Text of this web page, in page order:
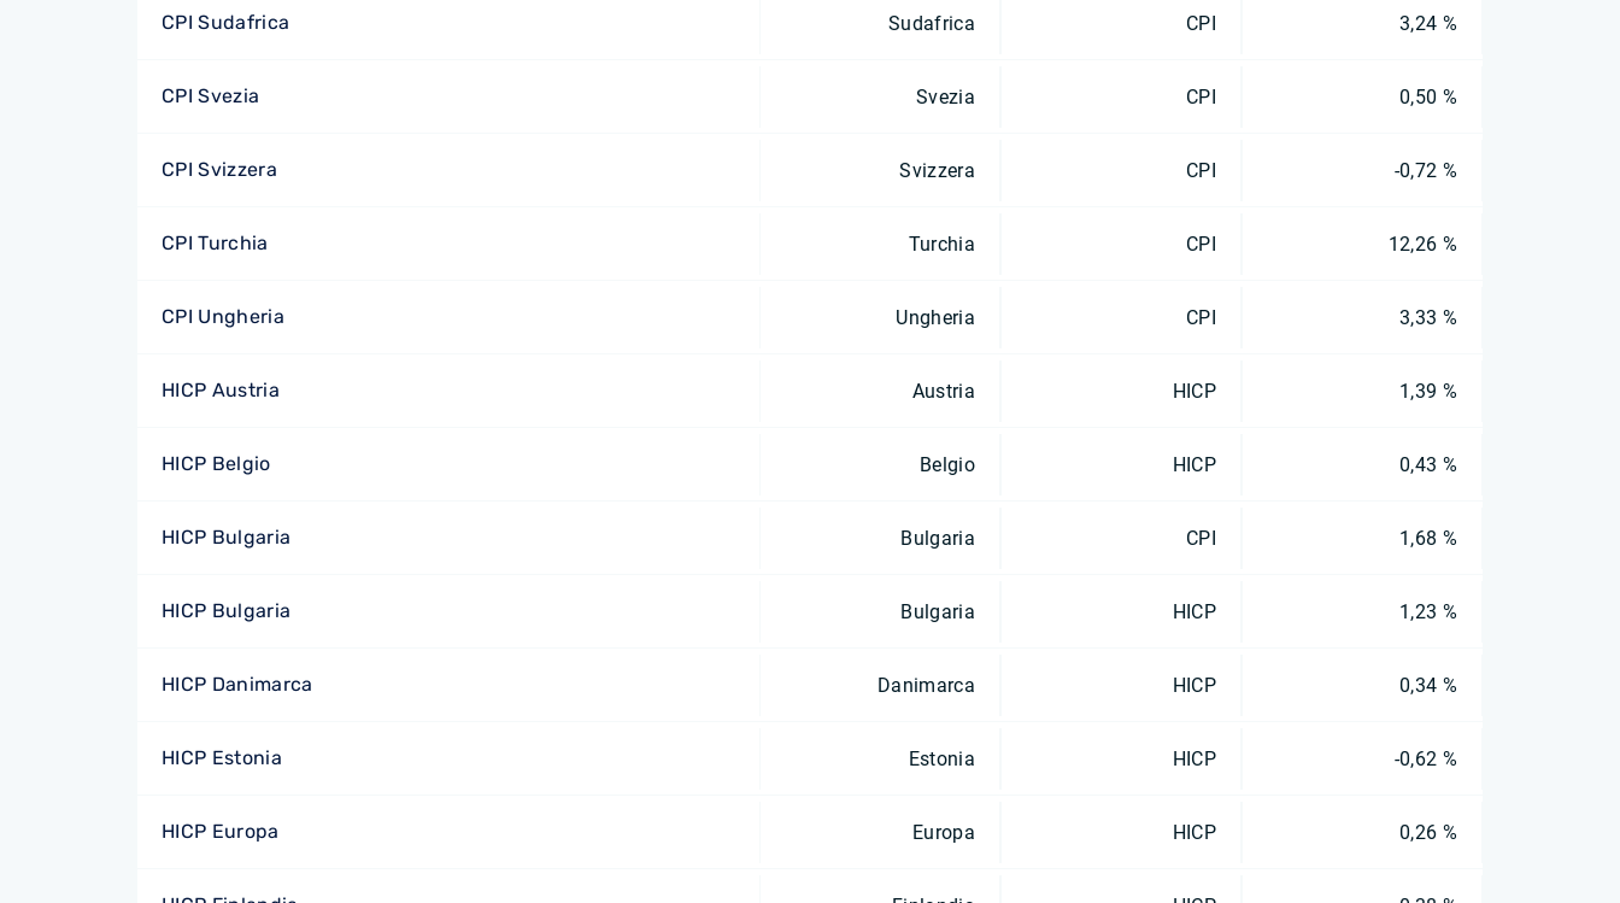
CPI Sudafrica Sudafrica CPI 3,24 %
CPI Svezia Svezia CPI 0,50 %
CPI Svizzera Svizzera CPI -0,72 %
CPI Turchia Turchia CPI 12,26 %
CPI Ungheria Ungheria CPI 3,33 %
HICP Austria Austria HICP 1,39 %
HICP Belgio Belgio HICP 0,43 %
HICP Bulgaria Bulgaria CPI 1,68 %
HICP Bulgaria Bulgaria HICP 1,23 %
HICP Danimarca Danimarca HICP 0,34 %
HICP Estonia Estonia HICP -0,62 %
HICP Europa Europa HICP 0,26 %